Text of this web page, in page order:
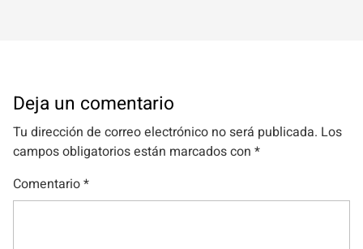
Deja un comentario
Tu dirección de correo electrónico no será publicada. Los
campos obligatorios están marcados con *
Comentario*